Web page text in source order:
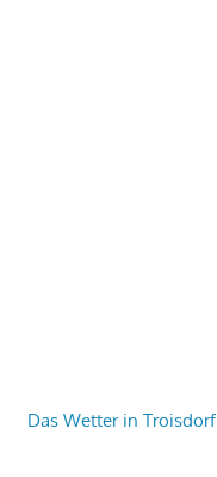
Das Wetter in Troisdorf